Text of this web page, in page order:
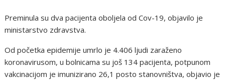
Preminula su dva pacijenta oboljela od Cov-19, objavilo je
ministarstvo zdravstva.
Od početka epidemije umrlo je 4.406 ljudi zaraženo
koronavirusom, u bolnicama su još 134 pacijenta, potpunom
vakcinacijom je imunizirano 26,1 posto stanovništva, objavio je